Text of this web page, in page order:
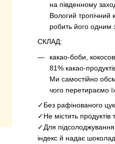
на південному
Вологий тропічний
робить його одним
СКЛАД:
какао-боби,
81% какао-
Ми самостійно
чого перетираємо
✓Без рафінованого
✓Не містить
✓Для підсолоджування
індекс й надає